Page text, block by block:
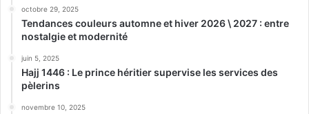
octobre 29, 2025
Tendances couleurs automne et hiver 2026 \ 2027 : entre
nostalgie et modernité
juin 5, 2025
Hajj 1446 : Le prince héritier supervise les services des
pèlerins
novembre 10, 2025